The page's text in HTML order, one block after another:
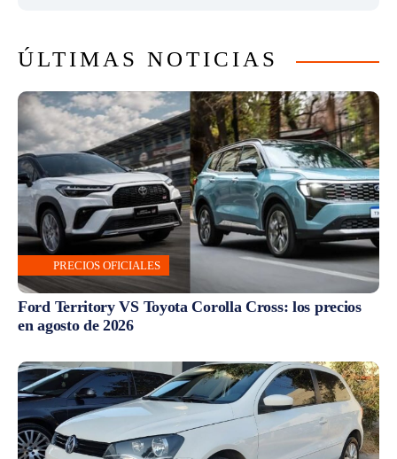
ÚLTIMAS NOTICIAS
PRECIOS OFICIALES
Ford Territory VS Toyota Corolla Cross: los precios
en agosto de 2026